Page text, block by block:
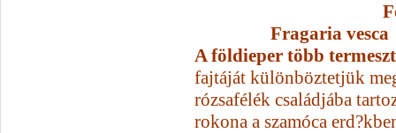
Fragaria vesca
A földieper több
fajtáját különböztetjük
rózsafélék családjába
rokona a szamóca